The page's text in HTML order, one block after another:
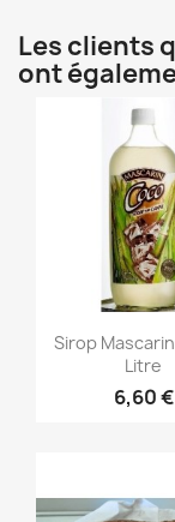
Les clients
ont
Aperçu
Sirop
Litre
6,60 €